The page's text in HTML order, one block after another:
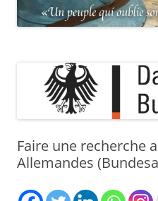
Faire une recherche
Allemandes